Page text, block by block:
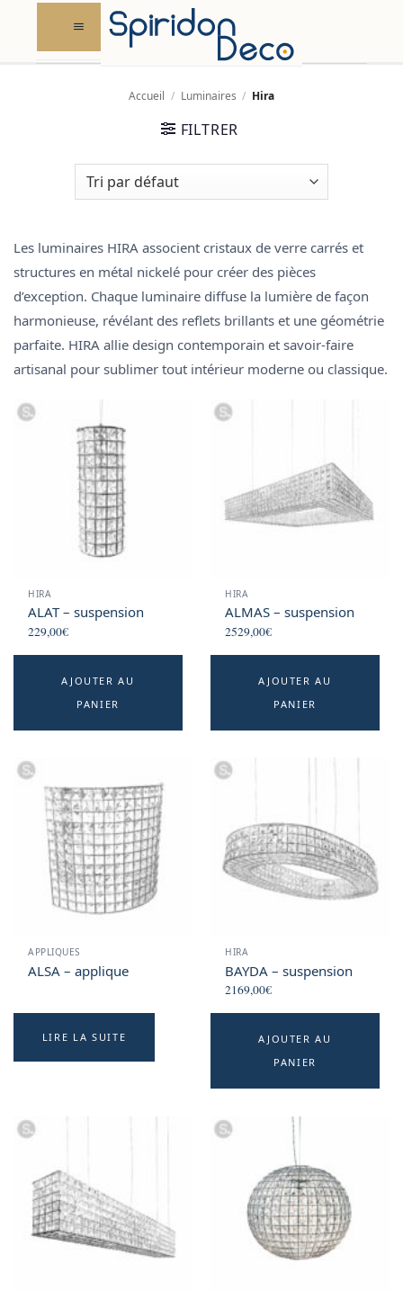
content
Accueil / Luminaires / Hira
FILTRER
Les luminaires HIRA associent cristaux de verre carrés et
structures en métal nickelé pour créer des pièces
d’exception. Chaque luminaire diffuse la lumière de façon
harmonieuse, révélant des reflets brillants et une géométrie
parfaite. HIRA allie design contemporain et savoir-faire
artisanal pour sublimer tout intérieur moderne ou classique.
HIRA
ALAT – suspension
229,00€
AJOUTER AU
PANIER
HIRA
ALMAS – suspension
2529,00€
AJOUTER AU
PANIER
APPLIQUES
ALSA – applique
LIRE LA SUITE
HIRA
BAYDA – suspension
2169,00€
AJOUTER AU
PANIER